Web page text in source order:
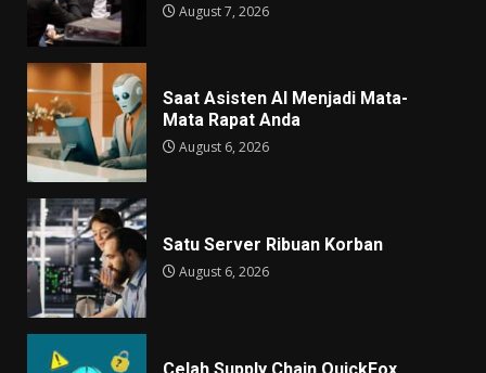
August 7, 2026
Saat Asisten AI Menjadi Mata-
Mata Rapat Anda
August 6, 2026
Satu Server Ribuan Korban
August 6, 2026
Celah Supply Chain QuickFox